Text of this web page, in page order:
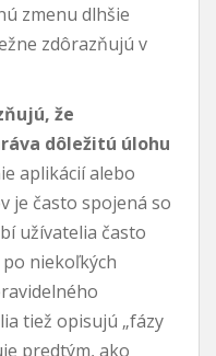
zmenu dlhšie
zdôrazňujú v
že
dôležitú úlohu
aplikácií alebo
je často spojená so
užívatelia často
niekoľkých
tiež opisujú „fázy
predtým, ako